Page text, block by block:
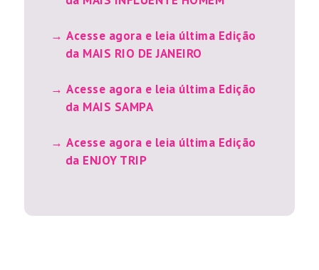
Acesse agora e leia última Edição
da MAIS RIO DE JANEIRO
Acesse agora e leia última Edição
da MAIS SAMPA
Acesse agora e leia última Edição
da ENJOY TRIP